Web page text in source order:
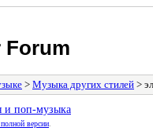
Forum
> Музыка других стилей >
и поп-музыка
веpсии